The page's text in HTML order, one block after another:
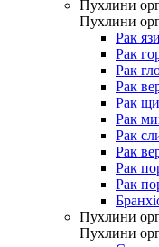
Пухлини
Пухлини
Рак
Рак
Рак
Рак
Рак
Рак
Рак
Рак
Рак
Рак
Пухлини
Пухлини